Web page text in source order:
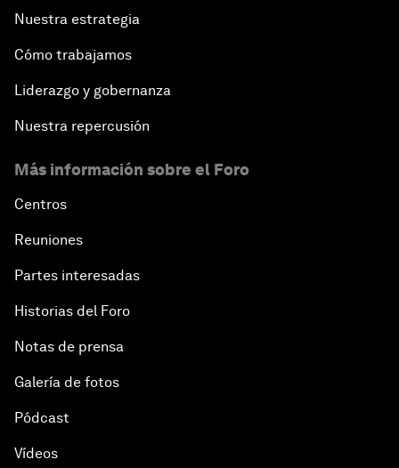
Nuestra estrategia
Cómo trabajamos
Liderazgo y gobernanza
Nuestra repercusión
Más información sobre el Foro
Centros
Reuniones
Partes interesadas
Historias del Foro
Notas de prensa
Galería de fotos
Pódcast
Vídeos